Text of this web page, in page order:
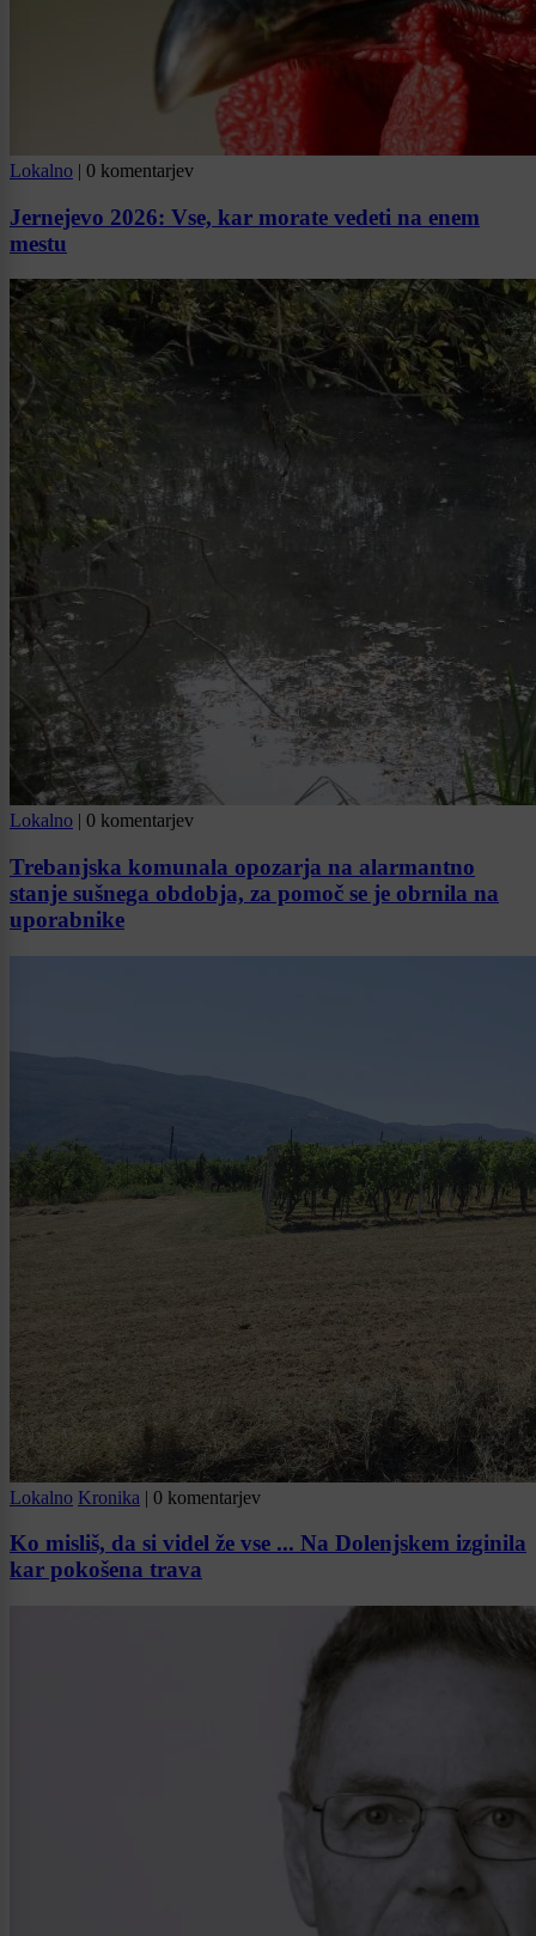
Lokalno | 0 komentarjev
Jernejevo 2026: Vse, kar morate vedeti na enem
mestu
Lokalno | 0 komentarjev
Trebanjska komunala opozarja na alarmantno
stanje sušnega obdobja, za pomoč se je obrnila na
uporabnike
Lokalno Kronika | 0 komentarjev
Ko misliš, da si videl že vse ... Na Dolenjskem izginila
kar pokošena trava